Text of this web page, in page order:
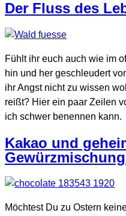
Der Fluss des
Fühlt ihr euch auch wie im
hin und her geschleudert
ihr Angst nicht zu wissen
reißt? Hier ein paar Zeilen
ich schwer benennen kann.
Kakao und
Möchtest Du zu Ostern